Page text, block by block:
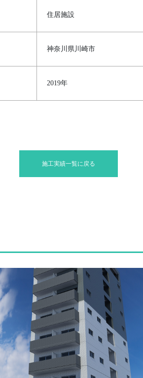
住居施設
神奈川県川崎市
2019年
施工実績一覧に戻る